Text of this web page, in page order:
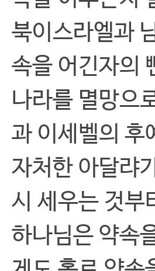
북이스라엘과
속을 어긴자의
나라를 멸망으
과 이세벨의 후
자처한 아달랴
시 세우는 것
하나님은 약속